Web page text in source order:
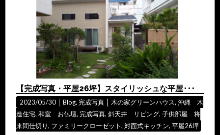
【完成写真・平屋26坪】スタイリッシュな平屋･･･
2023/05/30 │Blog,完成写真 木の家グリーンハウス,沖縄 木
造住宅,和室 お仏壇,完成写真,斜天井 リビング,子供部屋 将
来間仕切り, ファミリークローゼット,対面式キッチン,平屋26坪